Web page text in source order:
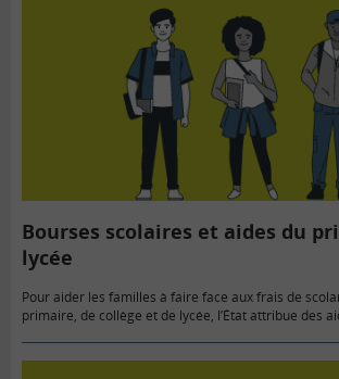
Bourses scolaires et aides du
lycée
Pour aider les familles à faire face aux frais de
primaire, de collège et de lycée, l’État attribue des